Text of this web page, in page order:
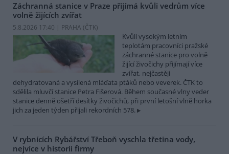
Záchranná stanice v Praze přijímá kvůli vedrům více
volně žijících zvířat
5.8.2026 17:40 | PRAHA (ČTK)
Kvůli vysokým letním
teplotám pracovníci pražské
záchranné stanice pro volně
žijící živočichy přijímají více
zvířat, nejčastěji
dehydratovaná a vysílená mláďata ptáků nebo veverek. ČTK to
sdělila mluvčí stanice Petra Fišerová. Během současné vlny veder
stanice denně ošetří desítky živočichů, při první letošní vlně horka
jich za jeden týden přijali rekordních 578.
V rybnících Rybářství Třeboň vyschla třetina vody,
nejvíce v historii firmy